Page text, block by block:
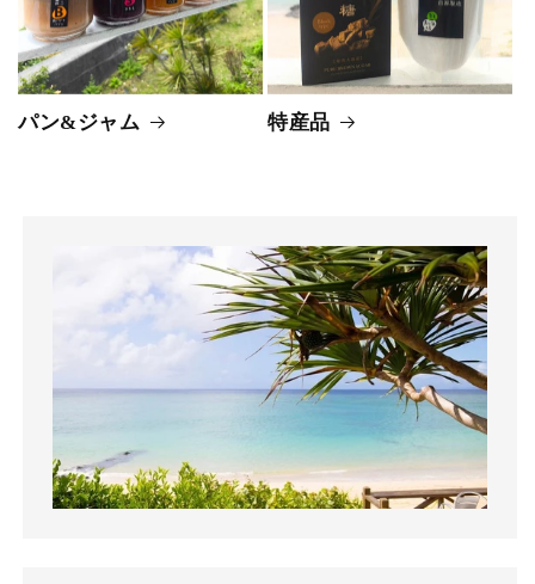
パン&ジャム 特産品